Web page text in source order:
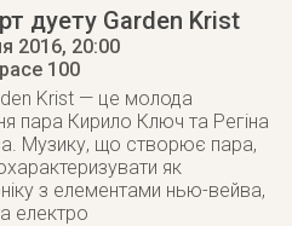
дуету Garden Krist
2016, 20:00
100
Krist — це молода
пара Кирило Ключ та Регіна
Музику, що створює пара,
як
з елементами нью-вейва,
електро